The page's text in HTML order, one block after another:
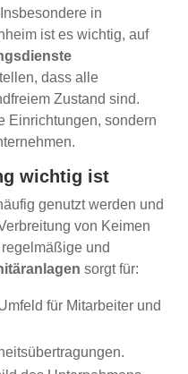
in
ist es wichtig, auf
dass alle
Zustand sind.
Einrichtungen, sondern
wichtig ist
genutzt werden und
von Keimen
und
sorgt für:
für Mitarbeiter und